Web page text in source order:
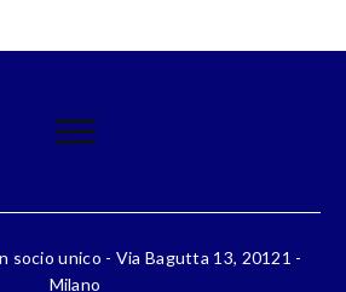
socio unico - Via Bagutta 13, 20121 -
Milano